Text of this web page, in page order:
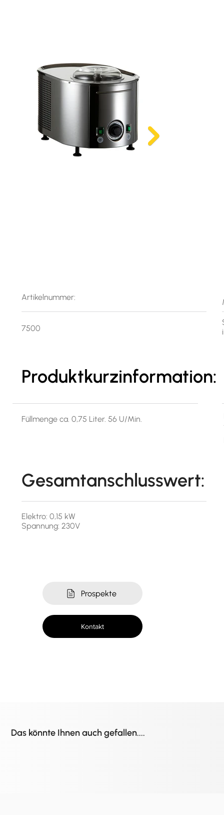
Prospekte
Kontakt
Artikelnummer:
7500
Produktkurzinformation:
Füllmenge ca. 0,75 Liter. 56 U/Min.
Gesamtanschlusswert:
Elektro: 0,15 kW
Spannung: 230V
Das könnte Ihnen auch gefallen....